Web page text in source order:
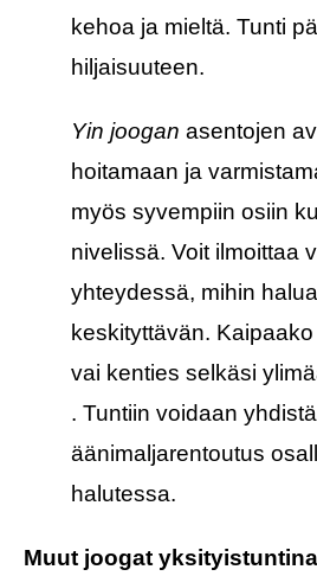
kehoa ja mieltä. Tunti
hiljaisuuteen.
Yin joogan asentojen
hoitamaan ja
myös syvempiin osiin
nivelissä. Voit ilmoittaa
yhteydessä, mihin
keskityttävän.
vai kenties selkäsi
. Tuntiin voidaan
äänimaljarentoutus
halutessa.
Muut joogat yksityistuntina